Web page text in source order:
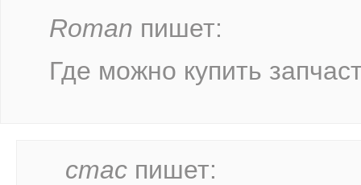
Roman пишет:
Где можно купить
стас пишет: